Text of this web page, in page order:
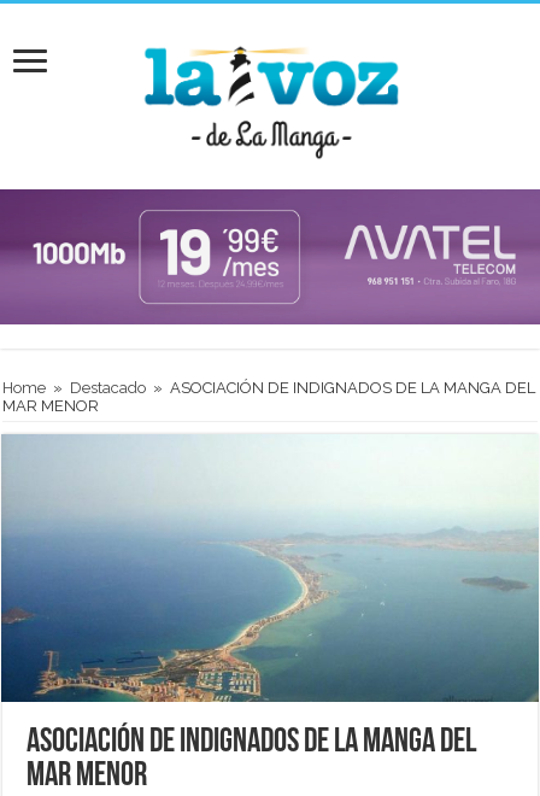
Home » Destacado » ASOCIACIÓN DE INDIGNADOS DE LA MANGA DEL
MAR MENOR
ASOCIACIÓN DE INDIGNADOS DE LA MANGA DEL
MAR MENOR